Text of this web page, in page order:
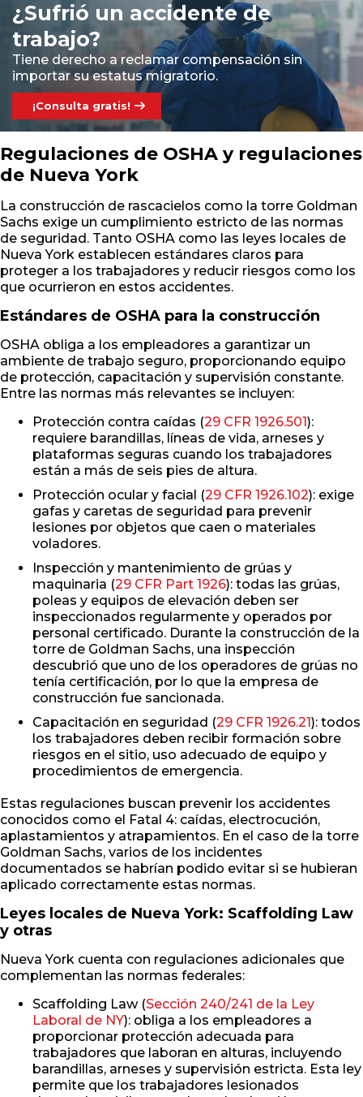
¿Sufrió un accidente de
trabajo?
Tiene derecho a reclamar compensación sin
importar su estatus migratorio.
¡Consulta gratis!
Regulaciones de OSHA y regulaciones
de Nueva York
La construcción de rascacielos como la torre Goldman
Sachs exige un cumplimiento estricto de las normas
de seguridad. Tanto OSHA como las leyes locales de
Nueva York establecen estándares claros para
proteger a los trabajadores y reducir riesgos como los
que ocurrieron en estos accidentes.
Estándares de OSHA para la construcción
OSHA obliga a los empleadores a garantizar un
ambiente de trabajo seguro, proporcionando equipo
de protección, capacitación y supervisión constante.
Entre las normas más relevantes se incluyen:
Protección contra caídas (29 CFR 1926.501):
requiere barandillas, líneas de vida, arneses y
plataformas seguras cuando los trabajadores
están a más de seis pies de altura.
Protección ocular y facial (29 CFR 1926.102): exige
gafas y caretas de seguridad para prevenir
lesiones por objetos que caen o materiales
voladores.
Inspección y mantenimiento de grúas y
maquinaria (29 CFR Part 1926): todas las grúas,
poleas y equipos de elevación deben ser
inspeccionados regularmente y operados por
personal certificado. Durante la construcción de la
torre de Goldman Sachs, una inspección
descubrió que uno de los operadores de grúas no
tenía certificación, por lo que la empresa de
construcción fue sancionada.
Capacitación en seguridad (29 CFR 1926.21): todos
los trabajadores deben recibir formación sobre
riesgos en el sitio, uso adecuado de equipo y
procedimientos de emergencia.
Estas regulaciones buscan prevenir los accidentes
conocidos como el Fatal 4: caídas, electrocución,
aplastamientos y atrapamientos. En el caso de la torre
Goldman Sachs, varios de los incidentes
documentados se habrían podido evitar si se hubieran
aplicado correctamente estas normas.
Leyes locales de Nueva York: Scaffolding Law
y otras
Nueva York cuenta con regulaciones adicionales que
complementan las normas federales:
Scaffolding Law (Sección 240/241 de la Ley
Laboral de NY): obliga a los empleadores a
proporcionar protección adecuada para
trabajadores que laboran en alturas, incluyendo
barandillas, arneses y supervisión estricta. Esta ley
permite que los trabajadores lesionados